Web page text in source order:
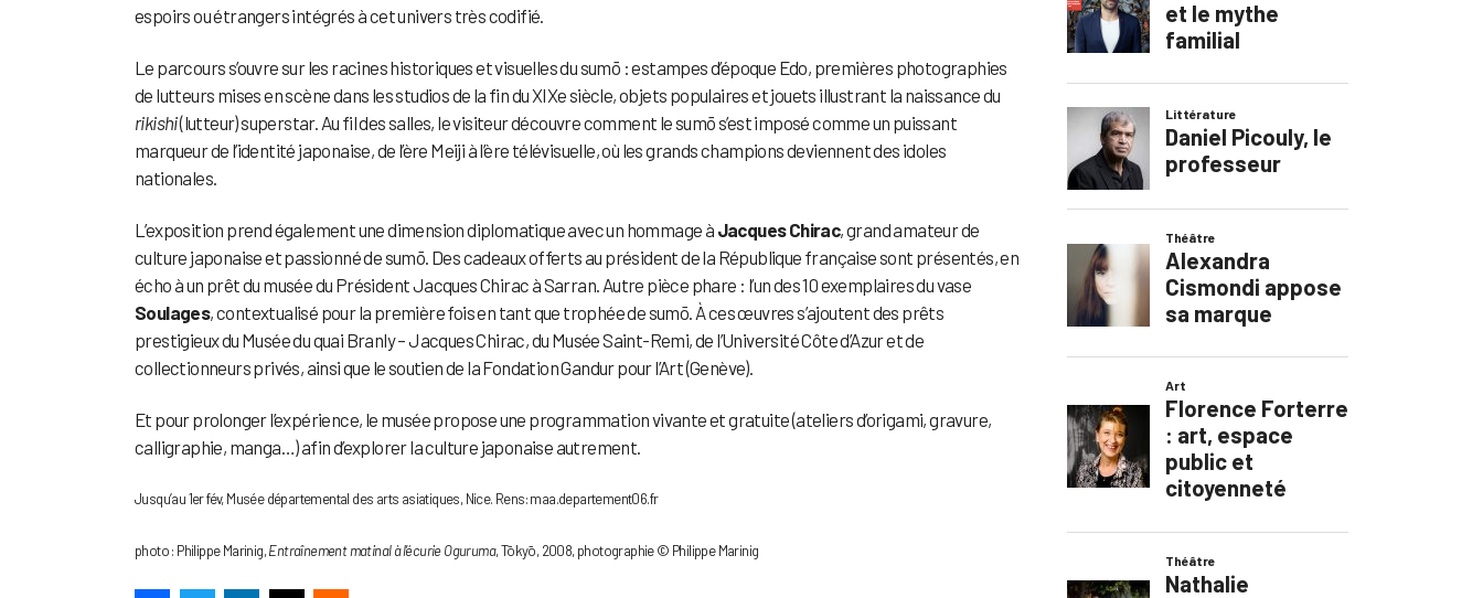
espoirs ou étrangers intégrés à cet univers très codifié.
Le parcours s’ouvre sur les racines historiques et visuelles du sumō : estampes d’époque Edo, premières photographies
de lutteurs mises en scène dans les studios de la fin du XIXe siècle, objets populaires et jouets illustrant la naissance du
rikishi(lutteur) superstar. Au fil des salles, le visiteur découvre comment le sumō s’est imposé comme un puissant
marqueur de l’identité japonaise, de l’ère Meiji à l’ère télévisuelle, où les grands champions deviennent des idoles
nationales.
L’exposition prend également une dimension diplomatique avec un hommage à Jacques Chirac, grand amateur de
culture japonaise et passionné de sumō. Des cadeaux offerts au président de la République française sont présentés, en
écho à un prêt du musée du Président Jacques Chirac à Sarran. Autre pièce phare : l’un des 10 exemplaires du vase
Soulages, contextualisé pour la première fois en tant que trophée de sumō. À ces œuvres s’ajoutent des prêts
prestigieux du Musée du quai Branly – Jacques Chirac, du Musée Saint-Remi, de l’Université Côte d’Azur et de
collectionneurs privés, ainsi que le soutien de la Fondation Gandur pour l’Art (Genève).
Et pour prolonger l’expérience, le musée propose une programmation vivante et gratuite (ateliers d’origami, gravure,
calligraphie, manga…) afin d’explorer la culture japonaise autrement.
Jusqu’au 1er fév, Musée départemental des arts asiatiques, Nice. Rens: maa.departement06.fr
photo : Philippe Marinig,Entraînement matinal à l’écurie Oguruma, Tōkyō, 2008, photographie © Philippe Marinig